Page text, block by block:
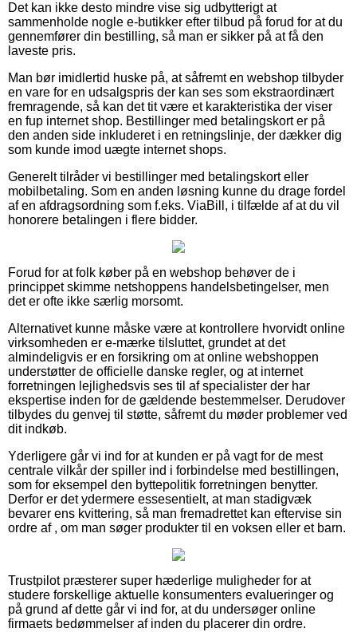
Det kan ikke desto mindre vise sig udbytterigt at
sammenholde nogle e-butikker efter tilbud på forud for at du
gennemfører din bestilling, så man er sikker på at få den
laveste pris.
Man bør imidlertid huske på, at såfremt en webshop tilbyder
en vare for en udsalgspris der kan ses som ekstraordinært
fremragende, så kan det tit være et karakteristika der viser
en fup internet shop. Bestillinger med betalingskort er på
den anden side inkluderet i en retningslinje, der dækker dig
som kunde imod uægte internet shops.
Generelt tilråder vi bestillinger med betalingskort eller
mobilbetaling. Som en anden løsning kunne du drage fordel
af en afdragsordning som f.eks. ViaBill, i tilfælde af at du vil
honorere betalingen i flere bidder.
Forud for at folk køber på en webshop behøver de i
princippet skimme netshoppens handelsbetingelser, men
det er ofte ikke særlig morsomt.
Alternativet kunne måske være at kontrollere hvorvidt online
virksomheden er e-mærke tilsluttet, grundet at det
almindeligvis er en forsikring om at online webshoppen
understøtter de officielle danske regler, og at internet
forretningen lejlighedsvis ses til af specialister der har
ekspertise inden for de gældende bestemmelser. Derudover
tilbydes du genvej til støtte, såfremt du møder problemer ved
dit indkøb.
Yderligere går vi ind for at kunden er på vagt for de mest
centrale vilkår der spiller ind i forbindelse med bestillingen,
som for eksempel den byttepolitik forretningen benytter.
Derfor er det ydermere essesentielt, at man stadigvæk
bevarer ens kvittering, så man fremadrettet kan eftervise sin
ordre af , om man søger produkter til en voksen eller et barn.
Trustpilot præsterer super hæderlige muligheder for at
studere forskellige aktuelle konsumenters evalueringer og
på grund af dette går vi ind for, at du undersøger online
firmaets bedømmelser af inden du placerer din ordre.